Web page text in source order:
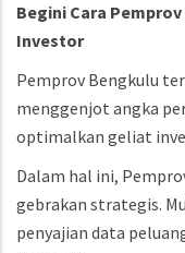
Begini Cara
Investor
Pemprov Bengkulu
menggenjot angka
optimalkan geliat
Dalam hal ini,
gebrakan strategis.
penyajian data